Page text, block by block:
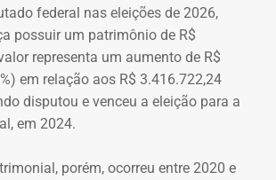
de R$ 1.689.170,09 em 2026. Em
R$ 1.645.422,28, enquanto em
967.164,03.
é contínua ao longo das
à Justiça Eleitoral. Em 2016, o
científica
ocorre após críticas de
e entidades ligadas ao
a decisão do governo de tirar a
área durante a reorganização
federal nas eleições de 2026,
possuir um patrimônio de R$
representa um aumento de R$
em relação aos R$ 3.416.722,24
disputou e venceu a eleição para a
em 2024.
porém, ocorreu entre 2020 e